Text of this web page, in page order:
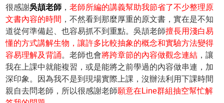
很感謝吳頡老師 ，老師所編的講義幫助我節省了不少整理原
文書內容的時間 ，不然看到那麼厚重的原文書，實在是不知
道從何準備起、也容易抓不到重點。吳頡老師擅長用淺白易
懂的方式講解生物，讓許多比較抽象的概念和實驗方法變得
容易理解及背誦。老師也會將跨章節的內容做觀念連結 ，讓
我在上課中就能複習，或是能將之前學過的內容做串連，加
深印象。因為我不是到現場實際上課，沒辦法利用下課時間
親自去問老師，所以很感謝老師願意在Line群組抽空幫忙解